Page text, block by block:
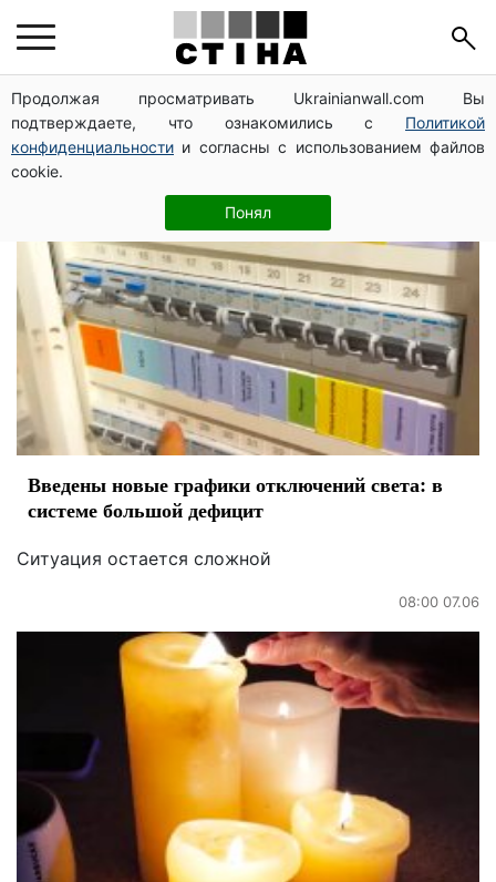
Продолжая просматривать Ukrainianwall.com Вы
подтверждаете, что ознакомились с Политикой
конфиденциальности и согласны с использованием файлов
cookie.
Понял
веерные отключения
Введены новые графики отключений света: в
системе большой дефицит
Ситуация остается сложной
08:00 07.06